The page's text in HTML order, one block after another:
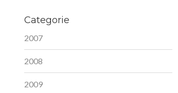
Categorie
2007
2008
2009